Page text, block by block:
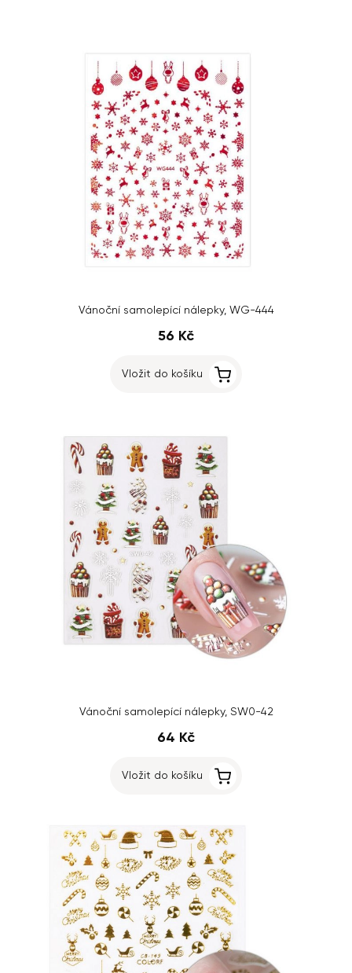
Vánoční samolepící nálepky, WG-444
56 Kč
Vložit do košíku
Vánoční samolepící nálepky, SW0-42
64 Kč
Vložit do košíku